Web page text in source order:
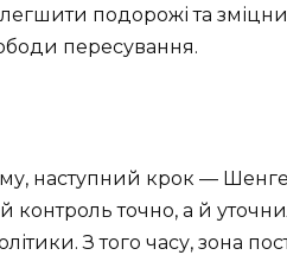
подорожі та
пересування.
му, наступний крок —
точно, а й
З того часу, зона